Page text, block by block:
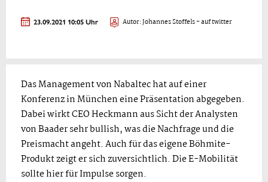
23.09.2021 10:05 Uhr Autor:Johannes Stoffels- auf twitter
Das Management von Nabaltec hat auf einer
Konferenz in München eine Präsentation abgegeben.
Dabei wirkt CEO Heckmann aus Sicht der Analysten
von Baader sehr bullish, was die Nachfrage und die
Preismacht angeht. Auch für das eigene Böhmite-
Produkt zeigt er sich zuversichtlich. Die E-Mobilität
sollte hier für Impulse sorgen.